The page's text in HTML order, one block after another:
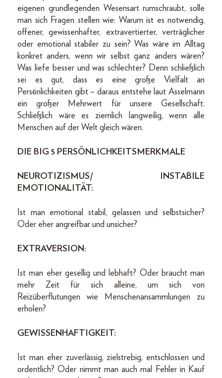
eigenen grundlegenden Wesensart rumschraubt, solle
man sich Fragen stellen wie: Warum ist es notwendig,
offener, gewissenhafter, extravertierter, verträglicher
oder emotional stabiler zu sein? Was wäre im Alltag
konkret anders, wenn wir selbst ganz anders wären?
Was liefe besser und was schlechter? Denn schließlich
sei es gut, dass es eine große Vielfalt an
Persönlichkeiten gibt – daraus entstehe laut Asselmann
ein großer Mehrwert für unsere Gesellschaft.
Schließlich wäre es ziemlich langweilig, wenn alle
Menschen auf der Welt gleich wären.
DIE BIG 5 PERSÖNLICHKEITSMERKMALE
NEUROTIZISMUS/ INSTABILE
EMOTIONALITÄT:
Ist man emotional stabil, gelassen und selbstsicher?
Oder eher angreifbar und unsicher?
EXTRAVERSION:
Ist man eher gesellig und lebhaft? Oder braucht man
mehr Zeit für sich alleine, um sich von
Reizüberflutungen wie Menschenansammlungen zu
erholen?
GEWISSENHAFTIGKEIT:
Ist man eher zuverlässig, zielstrebig, entschlossen und
ordentlich? Oder nimmt man auch mal Fehler in Kauf